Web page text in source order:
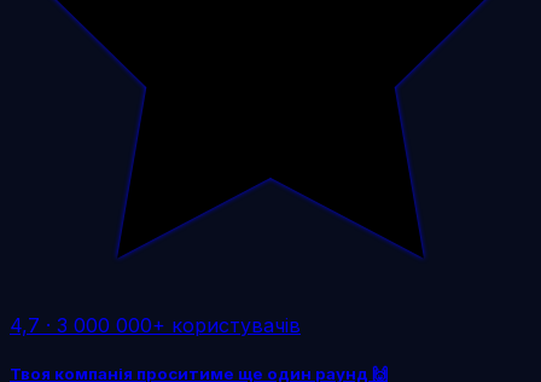
4,7 · 3 000 000+ користувачів
Твоя компанія проситиме ще один раунд 🙌